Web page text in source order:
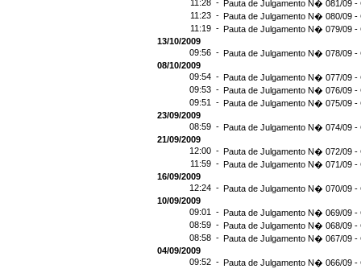
11:28 - Pauta de Julgamento N� 081/09 -
11:23 - Pauta de Julgamento N� 080/09 -
11:19 - Pauta de Julgamento N� 079/09 -
13/10/2009
09:56 - Pauta de Julgamento N� 078/09 -
08/10/2009
09:54 - Pauta de Julgamento N� 077/09 -
09:53 - Pauta de Julgamento N� 076/09 -
09:51 - Pauta de Julgamento N� 075/09 -
23/09/2009
08:59 - Pauta de Julgamento N� 074/09 -
21/09/2009
12:00 - Pauta de Julgamento N� 072/09 -
11:59 - Pauta de Julgamento N� 071/09 -
16/09/2009
12:24 - Pauta de Julgamento N� 070/09 -
10/09/2009
09:01 - Pauta de Julgamento N� 069/09 -
08:59 - Pauta de Julgamento N� 068/09 -
08:58 - Pauta de Julgamento N� 067/09 -
04/09/2009
09:52 - Pauta de Julgamento N� 066/09 -